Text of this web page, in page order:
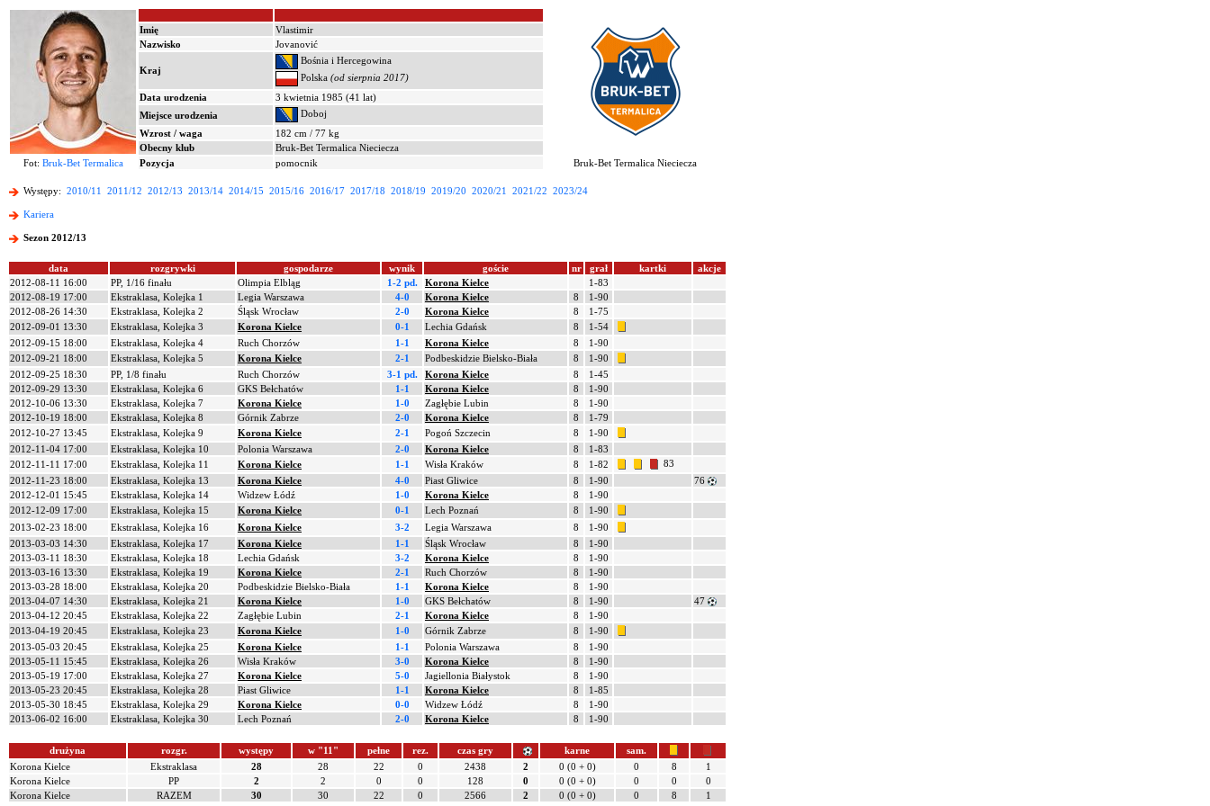
Imię
Vlastimir
Nazwisko
Jovanović
Kraj
Bośnia i Hercegowina
Polska (od sierpnia 2017)
Data urodzenia
3 kwietnia 1985 (41 lat)
Miejsce urodzenia
Doboj
Wzrost / waga
182 cm / 77 kg
Obecny klub
Bruk-Bet Termalica Nieciecza
Fot: Bruk-Bet Termalica Pozycja pomocnik Bruk-Bet Termalica Nieciecza
Występy: 2010/11 2011/12 2012/13 2013/14 2014/15 2015/16 2016/17 2017/18 2018/19 2019/20 2020/21 2021/22 2023/24
Kariera
Sezon 2012/13
data rozgrywki gospodarze wynik goście nr grał kartki
akcje
2012-08-11 16:00
PP, 1/16 finału Olimpia Elbląg 1-2 pd. Korona Kielce
1-83
2012-08-19 17:00
Ekstraklasa, Kolejka 1 Legia Warszawa 4-0 Korona Kielce 8
1-90
2012-08-26 14:30
Ekstraklasa, Kolejka 2 Śląsk Wrocław 2-0 Korona Kielce 8
1-75
2012-09-01 13:30
Ekstraklasa, Kolejka 3 Korona Kielce 0-1 Lechia Gdańsk 8
1-54
2012-09-15 18:00
Ekstraklasa, Kolejka 4 Ruch Chorzów 1-1 Korona Kielce 8
1-90
2012-09-21 18:00
Ekstraklasa, Kolejka 5 Korona Kielce 2-1 Podbeskidzie Bielsko-Biała 8
1-90
2012-09-25 18:30
PP, 1/8 finału Ruch Chorzów 3-1 pd. Korona Kielce 8
1-45
2012-09-29 13:30
Ekstraklasa, Kolejka 6 GKS Bełchatów 1-1 Korona Kielce 8
1-90
2012-10-06 13:30
Ekstraklasa, Kolejka 7 Korona Kielce 1-0 Zagłębie Lubin 8
1-90
2012-10-19 18:00
Ekstraklasa, Kolejka 8 Górnik Zabrze 2-0 Korona Kielce 8
1-79
2012-10-27 13:45
Ekstraklasa, Kolejka 9 Korona Kielce 2-1 Pogoń Szczecin 8
1-90
2012-11-04 17:00
Ekstraklasa, Kolejka 10 Polonia Warszawa 2-0 Korona Kielce 8
1-83
2012-11-11 17:00
Ekstraklasa, Kolejka 11 Korona Kielce 1-1 Wisła Kraków 8 1-82
83
2012-11-23 18:00
Ekstraklasa, Kolejka 13 Korona Kielce 4-0 Piast Gliwice 8 1-90
76
2012-12-01 15:45
Ekstraklasa, Kolejka 14 Widzew Łódź 1-0 Korona Kielce 8
1-90
2012-12-09 17:00
Ekstraklasa, Kolejka 15 Korona Kielce 0-1 Lech Poznań 8
1-90
2013-02-23 18:00
Ekstraklasa, Kolejka 16 Korona Kielce 3-2 Legia Warszawa 8
1-90
2013-03-03 14:30
Ekstraklasa, Kolejka 17 Korona Kielce 1-1 Śląsk Wrocław 8
1-90
2013-03-11 18:30
Ekstraklasa, Kolejka 18 Lechia Gdańsk 3-2 Korona Kielce 8
1-90
2013-03-16 13:30
Ekstraklasa, Kolejka 19 Korona Kielce 2-1 Ruch Chorzów 8
1-90
2013-03-28 18:00
Ekstraklasa, Kolejka 20 Podbeskidzie Bielsko-Biała 1-1 Korona Kielce 8
1-90
2013-04-07 14:30
Ekstraklasa, Kolejka 21 Korona Kielce 1-0 GKS Bełchatów 8 1-90
47
2013-04-12 20:45
Ekstraklasa, Kolejka 22 Zagłębie Lubin 2-1 Korona Kielce 8
1-90
2013-04-19 20:45
Ekstraklasa, Kolejka 23 Korona Kielce 1-0 Górnik Zabrze 8
1-90
2013-05-03 20:45
Ekstraklasa, Kolejka 25 Korona Kielce 1-1 Polonia Warszawa 8
1-90
2013-05-11 15:45
Ekstraklasa, Kolejka 26 Wisła Kraków 3-0 Korona Kielce 8
1-90
2013-05-19 17:00
Ekstraklasa, Kolejka 27 Korona Kielce 5-0 Jagiellonia Białystok 8
1-90
2013-05-23 20:45
Ekstraklasa, Kolejka 28 Piast Gliwice 1-1 Korona Kielce 8
1-85
2013-05-30 18:45
Ekstraklasa, Kolejka 29 Korona Kielce 0-0 Widzew Łódź 8
1-90
2013-06-02 16:00
Ekstraklasa, Kolejka 30 Lech Poznań 2-0 Korona Kielce 8 1-90
drużyna rozgr. występy w "11" pełne rez. czas gry karne
sam.
Korona Kielce
Ekstraklasa 28 28 22 0 2438 2 0 (0 + 0) 0 8
1
Korona Kielce
PP 2 2 0 0 128 0 0 (0 + 0) 0 0
0
Korona Kielce
RAZEM 30 30 22 0 2566 2 0 (0 + 0) 0 8 1